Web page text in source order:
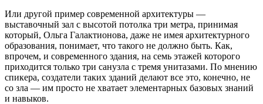
Или другой пример современной архитектуры —
выставочный зал с высотой потолка три метра, принимая
который, Ольга Галактионова, даже не имея архитектурного
образования, понимает, что такого не должно быть. Как,
впрочем, и современного здания, на семь этажей которого
приходится только три санузла с тремя унитазами. По мнению
спикера, создатели таких зданий делают все это, конечно, не
со зла — им просто не хватает элементарных базовых знаний
и навыков.